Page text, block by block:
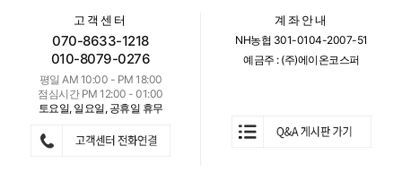
고객센터
070-8633-1218
010-8079-0276
평일 AM 10:00 - PM 18:00
점심시간 PM 12:00 - 01:00
토요일, 일요일, 공휴일 휴무
계좌안내
NH농협 301-0104-2007-51
예금주 : (주)에이온코스퍼